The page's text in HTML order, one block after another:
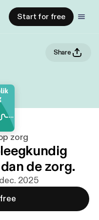
Start for free
Share
zorg
de zorg.
2025